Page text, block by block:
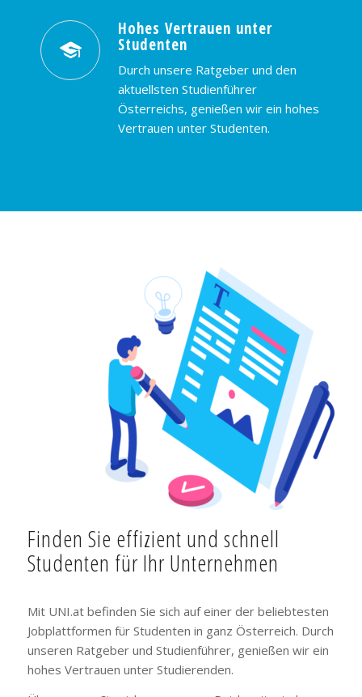
Hohes Vertrauen unter
Studenten
Durch unsere Ratgeber und den
aktuellsten Studienführer
Österreichs, genießen wir ein hohes
Vertrauen unter Studenten.
Finden Sie effizient und schnell
Studenten für Ihr Unternehmen
Mit UNI.at befinden Sie sich auf einer der beliebtesten
Jobplattformen für Studenten in ganz Österreich. Durch
unseren Ratgeber und Studienführer, genießen wir ein
hohes Vertrauen unter Studierenden.